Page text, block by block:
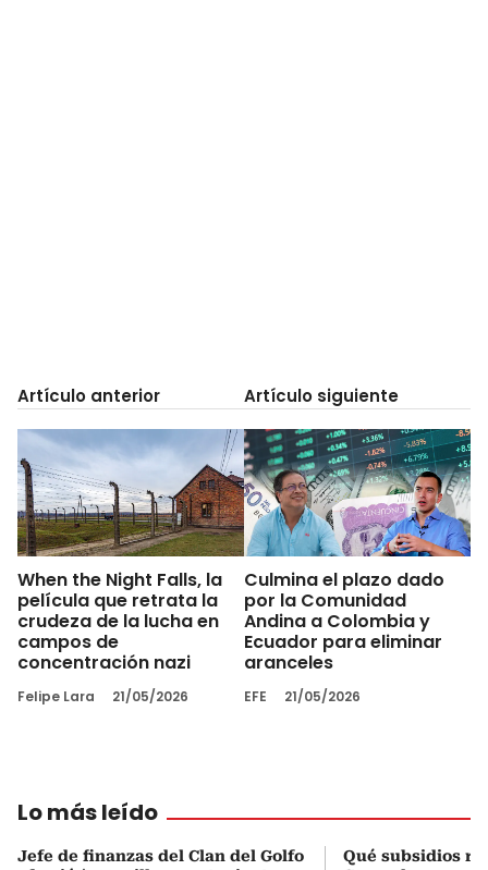
Artículo anterior
When the Night Falls, la
película que retrata la
crudeza de la lucha en
campos de
concentración nazi
Felipe Lara 21/05/2026
Artículo siguiente
Culmina el plazo dado
por la Comunidad
Andina a Colombia y
Ecuador para eliminar
aranceles
EFE 21/05/2026
Lo más leído
Jefe de finanzas del Clan del Golfo
Qué subsidios